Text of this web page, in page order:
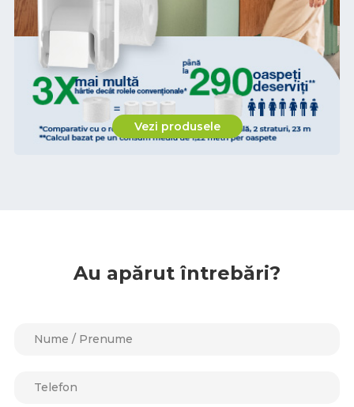
Vezi produsele
Au apărut întrebări?